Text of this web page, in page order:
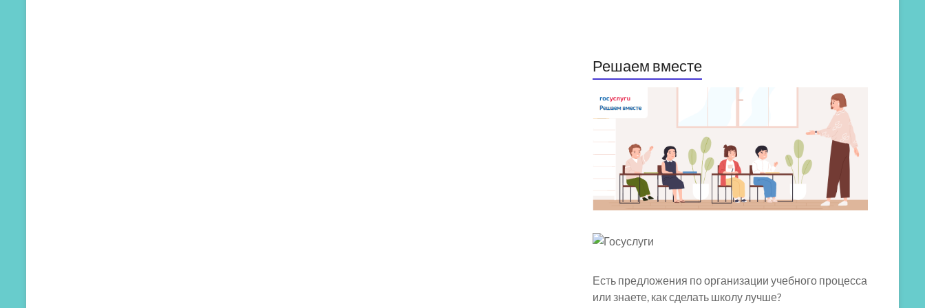
Решаем вместе
Есть предложения по организации учебного процесса
или знаете, как сделать школу лучше?